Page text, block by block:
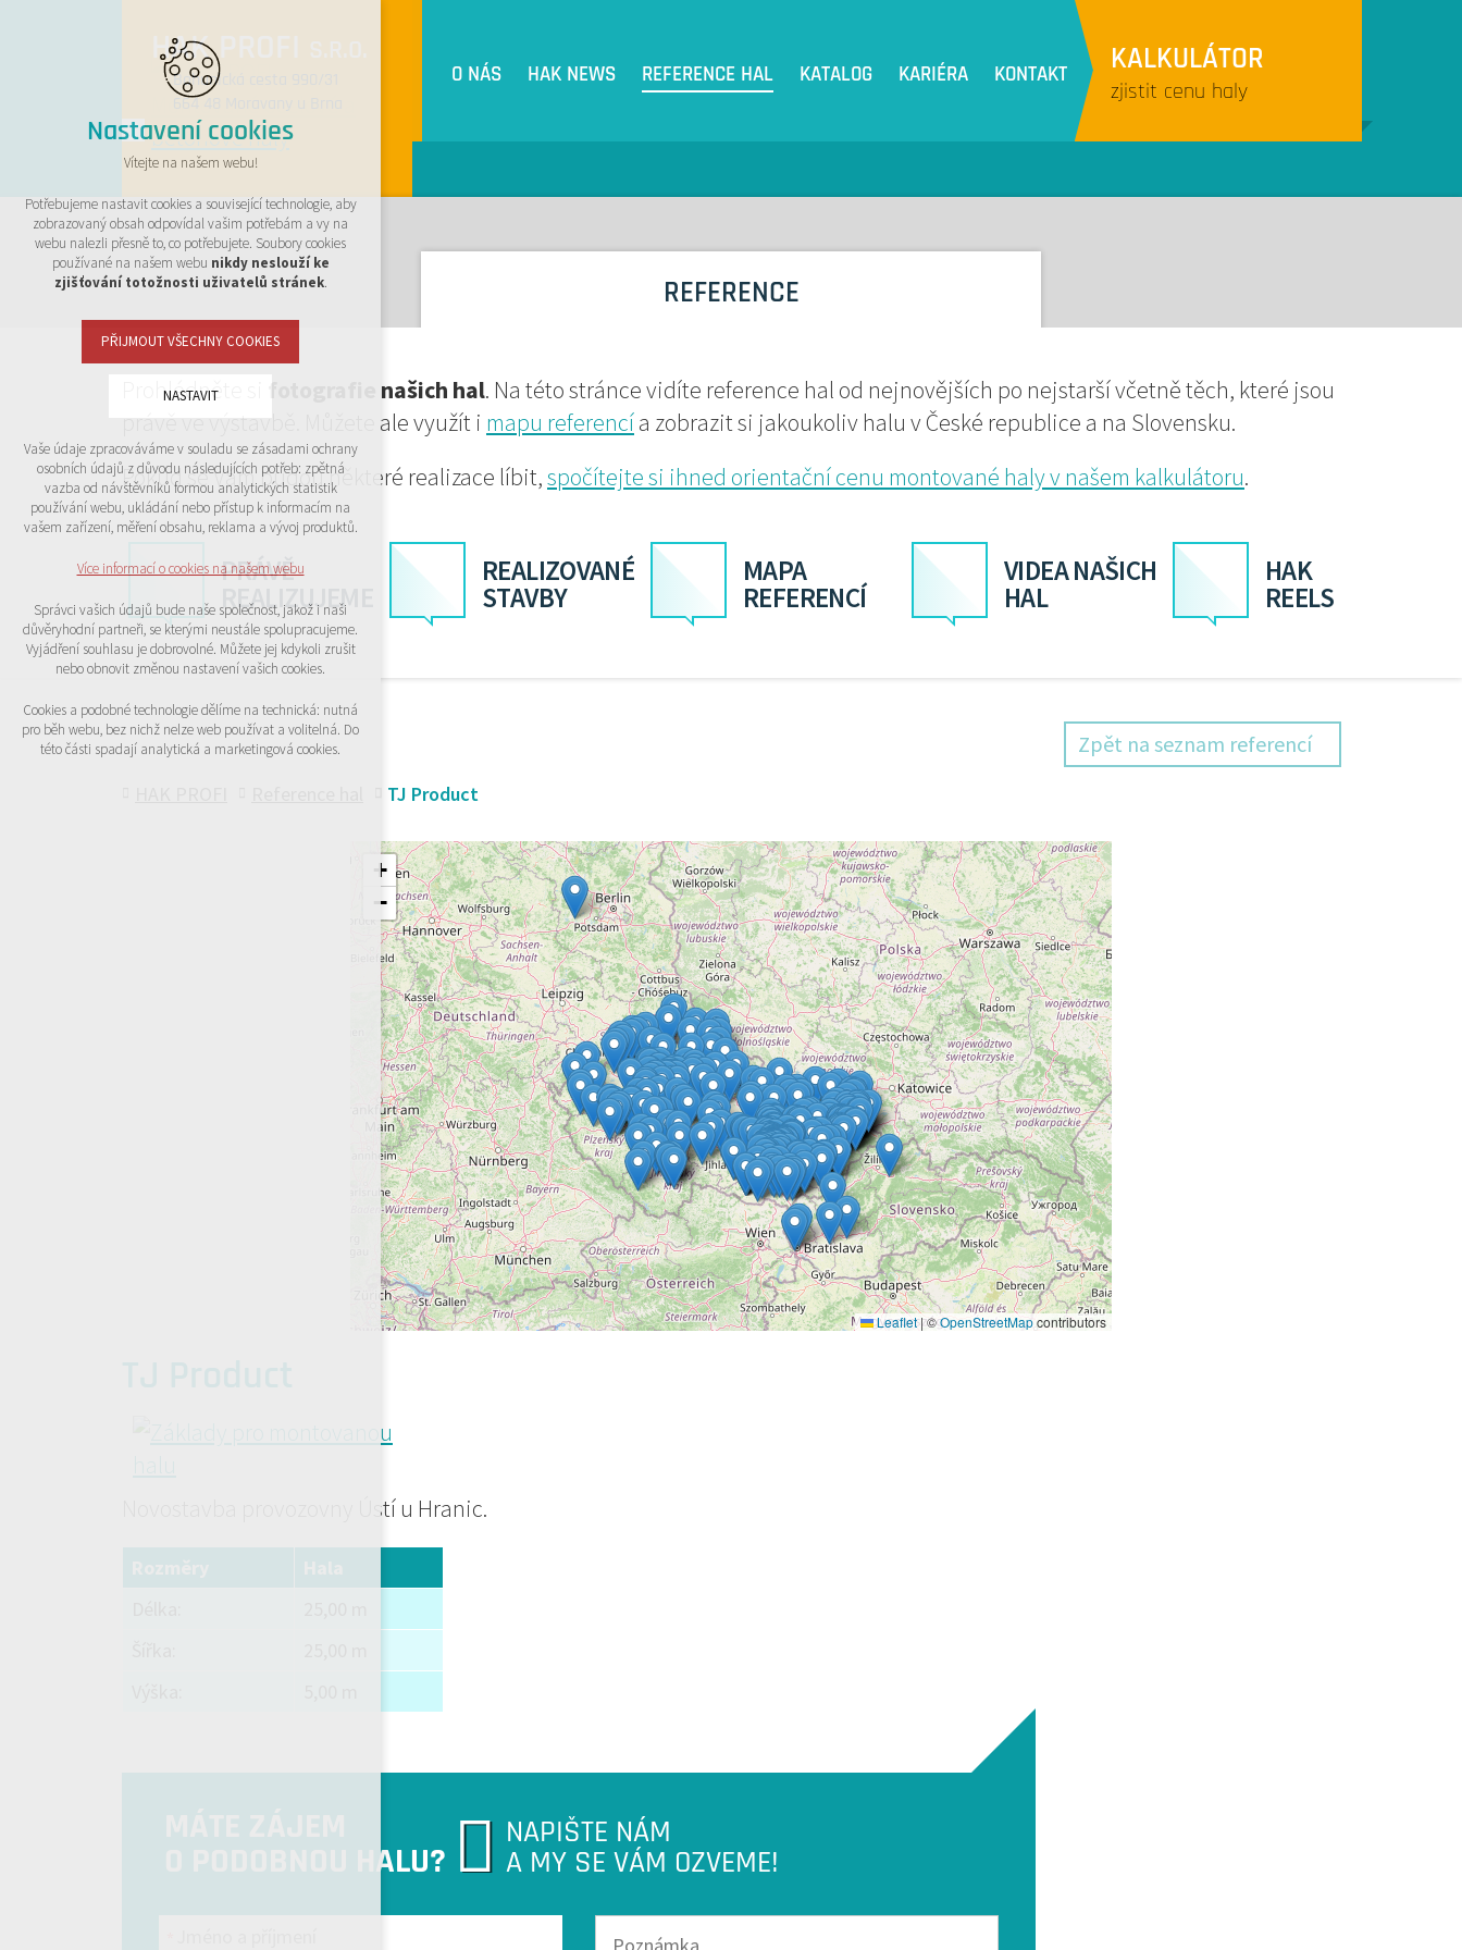
HAK PROFI
Bohunická cesta 990/31
664 48 Moravany u Brna
O NÁS HAK NEWS REFERENCE HAL KATALOG KARIÉRA KONTAKT KALKULÁTOR
zjistit cenu haly
REFERENCE
Prohlédněte si fotografie našich hal. Na této stránce vidíte reference hal od nejnovějších po nejstarší včetně těch, které jsou
právě ve výstavbě. Můžete ale využít i mapu referencía zobrazit si jakoukoliv halu v České republice a na Slovensku.
Pokud se Vám budou některé realizace líbit,spočítejte si ihned orientační cenu montované haly v našem kalkulátoru.
PRÁVĚ
REALIZUJEME
REALIZOVANÉ
STAVBY
MAPA
REFERENCÍ
VIDEA NAŠICH
HAL
HAK
REELS
TJ Product
+
−
Leaflet |©OpenStreetMapcontributors
Zpět na seznam referencí
Novostavba provozovny Ústí u Hranic.
O PODOBNOU HALU?
NAPIŠTE NÁM
A MY SE VÁM OZVEME!
Nastavení cookies
Vítejte na našem webu!
Potřebujeme nastavit cookies a související technologie, aby
zobrazovaný obsah odpovídal vašim potřebám a vy na
webu nalezli přesně to, co potřebujete. Soubory cookies
používané na našem webu nikdy neslouží ke
zjišťování totožnosti uživatelů stránek.
PŘIJMOUT VŠECHNY COOKIES
NASTAVIT
Technická cookies
nutná pro provozování webu
udržení kontextu stránek (session): případná
přihlášení, volby jazyka, apod.
Volitelná cookies
analytická pro anonymizované vyhodnocení
návštěvnosti
marketingová cookies (Google)
Více informací o cookies na našem webu
PŘIJMOUT VŠECHNY COOKIES
Vaše údaje zpracováváme v souladu se zásadami ochrany
osobních údajů z důvodu následujících potřeb: zpětná
vazba od návštěvníků formou analytických statistik
používání webu, ukládání nebo přístup k informacím na
vašem zařízení, měření obsahu, reklama a vývoj produktů.
Více informací o cookies na našem webu
Správci vašich údajů bude naše společnost, jakož i naši
důvěryhodní partneři, se kterými neustále spolupracujeme.
Vyjádření souhlasu je dobrovolné. Můžete jej kdykoli zrušit
nebo obnovit změnou nastavení vašich cookies.
Cookies a podobné technologie dělíme na technická: nutná
pro běh webu, bez nichž nelze web používat a volitelná. Do
této části spadají analytická a marketingová cookies.